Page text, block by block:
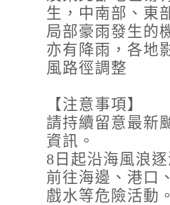
生，中南部、東
局部豪雨發生的
亦有降雨，各地
風路徑調整
【注意事項】
請持續留意最新
資訊。
8日起沿海風浪
前往海邊、港口
戲水等危險活動。